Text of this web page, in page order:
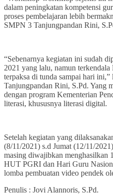
dalam peningkatan kompetensi
proses pembelajaran lebih
SMPN 3 Tanjungpandan Rini,
“Sebenarnya kegiatan ini sudah
2021 yang lalu, namun
terpaksa di tunda sampai hari
Tanjungpandan Rini, S.Pd. Yang
dengan program Kementerian
literasi, khususnya literasi digital.
Setelah kegiatan yang
(8/11/2021) s.d Jumat (12/11/
masing diwajibkan menghasilkan
HUT PGRI dan Hari Guru
lomba pembuatan video pendek
Penulis : Jovi Alannoris, S.Pd.